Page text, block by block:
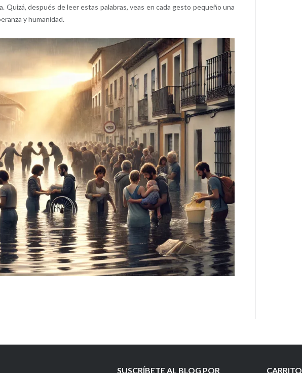
Quizá, después de leer estas palabras, veas en cada gesto pequeño una
y humanidad.
SUSCRÍBETE AL BLOG POR
CARRITO